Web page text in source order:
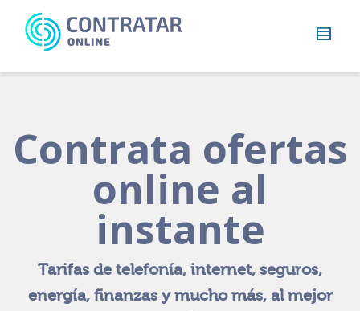
Busca
Contrata ofertas
online al
instante
Tarifas de telefonía, internet, seguros,
energía, finanzas y mucho más, al mejor